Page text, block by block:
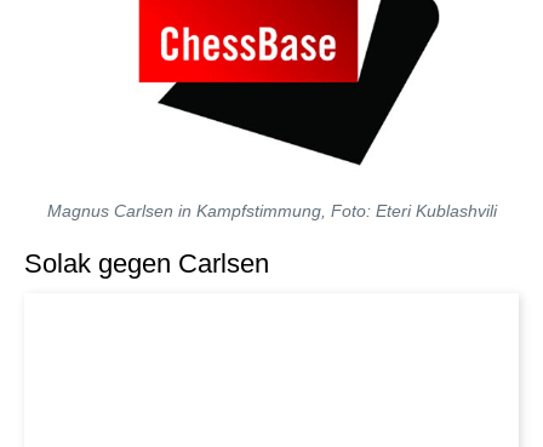
Magnus Carlsen in Kampfstimmung, Foto: Eteri Kublashvili
Solak gegen Carlsen